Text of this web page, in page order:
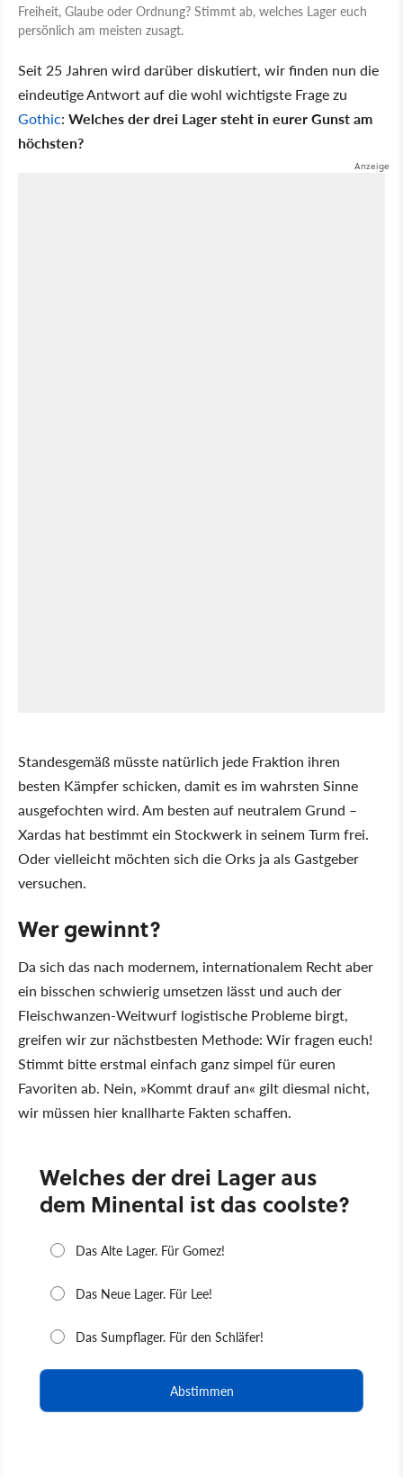
Freiheit, Glaube oder Ordnung? Stimmt ab, welches Lager euch
persönlich am meisten zusagt.
Seit 25 Jahren wird darüber diskutiert, wir finden nun die
eindeutige Antwort auf die wohl wichtigste Frage zu
Gothic: Welches der drei Lager steht in eurer Gunst am
höchsten?
Standesgemäß müsste natürlich jede Fraktion ihren
besten Kämpfer schicken, damit es im wahrsten Sinne
ausgefochten wird. Am besten auf neutralem Grund –
Xardas hat bestimmt ein Stockwerk in seinem Turm frei.
Oder vielleicht möchten sich die Orks ja als Gastgeber
versuchen.
Wer gewinnt?
Da sich das nach modernem, internationalem Recht aber
ein bisschen schwierig umsetzen lässt und auch der
Fleischwanzen-Weitwurf logistische Probleme birgt,
greifen wir zur nächstbesten Methode: Wir fragen euch!
Stimmt bitte erstmal einfach ganz simpel für euren
Favoriten ab. Nein, »Kommt drauf an« gilt diesmal nicht,
wir müssen hier knallharte Fakten schaffen.